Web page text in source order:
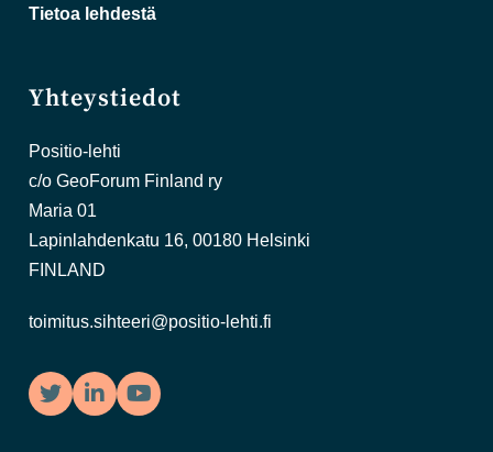
Tietoa lehdestä
Yhteystiedot
Positio-lehti
c/o GeoForum Finland ry
Maria 01
Lapinlahdenkatu 16, 00180 Helsinki
FINLAND
toimitus.sihteeri@positio-lehti.fi
TwitterLinkedInYouTube